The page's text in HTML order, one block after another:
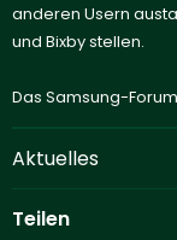
anderen Usern
und Bixby stellen.
Das Samsung-
Aktuelles
Teilen